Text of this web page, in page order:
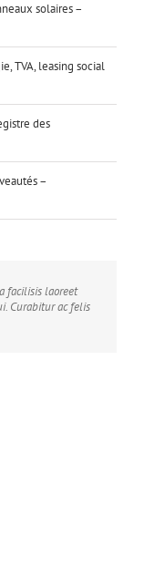
solaires –
TVA, leasing social
des
–
quia dolor sit
numquam eius
facilisis laoreet
Curabitur ac felis